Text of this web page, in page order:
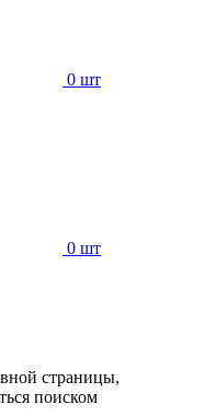
0 шт
0 шт
страницы,
поиском